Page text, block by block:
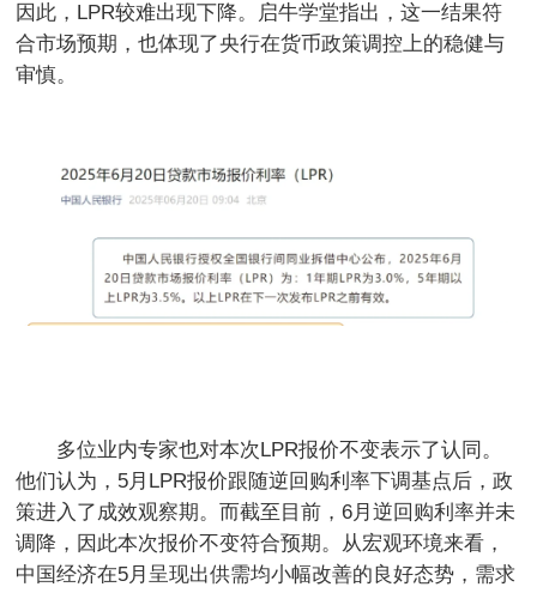
因此，LPR较难出现下降。启牛学堂指出，这一结果符
合市场预期，也体现了央行在货币政策调控上的稳健与
审慎。
多位业内专家也对本次LPR报价不变表示了认同。
他们认为，5月LPR报价跟随逆回购利率下调基点后，政
策进入了成效观察期。而截至目前，6月逆回购利率并未
调降，因此本次报价不变符合预期。从宏观环境来看，
中国经济在5月呈现出供需均小幅改善的良好态势，需求